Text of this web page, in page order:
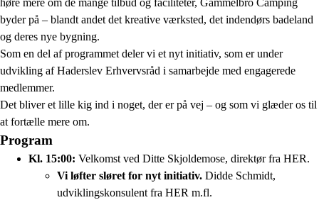
byder på – blandt andet det kreative værksted, det indendørs badeland
og deres nye bygning.
Som en del af programmet deler vi et nyt initiativ, som er under
udvikling af Haderslev Erhvervsråd i samarbejde med engagerede
medlemmer.
Det bliver et lille kig ind i noget, der er på vej – og som vi glæder os til
at fortælle mere om.
Program
Kl. 15:00: Velkomst ved Ditte Skjoldemose, direktør fra HER.
Vi løfter sløret for nyt initiativ. Didde Schmidt,
udviklingskonsulent fra HER m.fl.